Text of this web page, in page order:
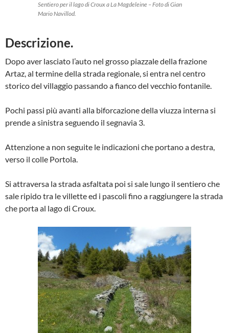
Sentiero per il lago di Croux a La Magdeleine – Foto di Gian
Mario Navillod.
Descrizione.
Dopo aver lasciato l’auto nel grosso piazzale della frazione
Artaz, al termine della strada regionale, si entra nel centro
storico del villaggio passando a fianco del vecchio fontanile.
Pochi passi più avanti alla biforcazione della viuzza interna si
prende a sinistra seguendo il segnavia 3.
Attenzione a non seguite le indicazioni che portano a destra,
verso il colle Portola.
Si attraversa la strada asfaltata poi si sale lungo il sentiero che
sale ripido tra le villette ed i pascoli fino a raggiungere la strada
che porta al lago di Croux.